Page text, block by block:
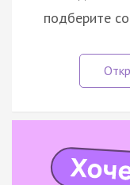
подберите